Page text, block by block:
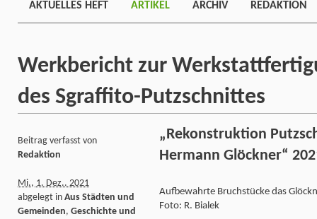
AKTUELLES HEFT ARTIKEL ARCHIV REDAKTION
Werkbericht zur
des Sgraffito-Putzschnittes
„Rekonstruktion
Hermann Glöckner“
Aufbewahrte Bruchstücke das
Foto: R. Bialek
Beitrag verfasst von
Redaktion
Mi., 1. Dez.. 2021
abgelegt in Aus Städten und
Gemeinden, Geschichte und